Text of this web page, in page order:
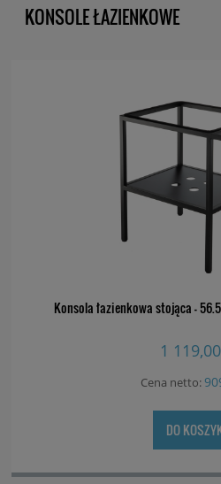
KONSOLE ŁAZIENKOWE
Konsola łazienkowa stojąca -
1
Cena netto:
DO